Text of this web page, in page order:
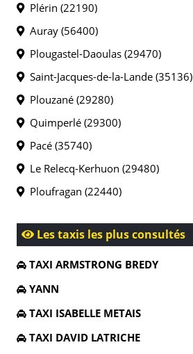
Plérin (22190)
Auray (56400)
Plougastel-Daoulas (29470)
Saint-Jacques-de-la-Lande (35136)
Plouzané (29280)
Quimperlé (29300)
Pacé (35740)
Le Relecq-Kerhuon (29480)
Ploufragan (22440)
Les taxis les plus consultés
TAXI ARMSTRONG BREDY
YANN
TAXI ISABELLE METAIS
TAXI DAVID LATRICHE